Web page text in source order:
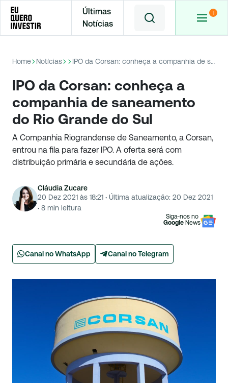
Últimas
Notícias
Home Notícias IPO da Corsan: conheça a companhia de saneamento do Rio Grande do Sul
IPO da Corsan: conheça a
companhia de saneamento
do Rio Grande do Sul
A Companhia Riograndense de Saneamento, a Corsan,
entrou na fila para fazer IPO. A oferta será com
distribuição primária e secundária de ações.
Cláudia Zucare
20 Dez 2021 às 18:21 · Última atualização: 20 Dez 2021
· 8 min leitura
Siga-nos no
Google News
Canal no WhatsApp Canal no Telegram